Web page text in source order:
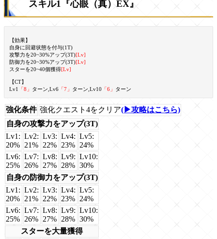
スキル1『心眼（真）EX』
【効果】
自身に回避状態を付与(1T)
攻撃力を20~30%アップ(3T)[Lv]
防御力を20~30%アップ(3T)[Lv]
スターを20~40個獲得[Lv]
【CT】
Lv1
「8」 ターン,Lv6 「7」 ターン,Lv10 「6」 ターン
強化条件 強化クエスト4をクリア(▶攻略はこちら)
自身の攻撃力をアップ(3T)
Lv1:
20%
Lv2:
21%
Lv3:
22%
Lv4:
23%
Lv5:
24%
Lv6:
25%
Lv7:
26%
Lv8:
27%
Lv9:
28%
Lv10:
30%
自身の防御力をアップ(3T)
Lv1:
20%
Lv2:
21%
Lv3:
22%
Lv4:
23%
Lv5:
24%
Lv6:
25%
Lv7:
26%
Lv8:
27%
Lv9:
28%
Lv10:
30%
スターを大量獲得